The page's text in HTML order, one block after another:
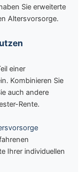
Sie erweiterte
Altersvorsorge.
einer
Kombinieren Sie
auch andere
Rente.
Ihrer individuellen